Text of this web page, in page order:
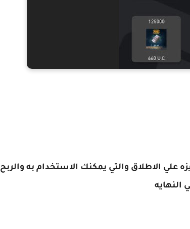
علي الاطلاق والتي يمكنك الاستخدام به والربح
النهايه